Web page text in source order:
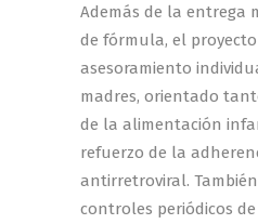
Además de la entrega
de fórmula, el
asesoramiento
madres, orientado
de la alimentación
refuerzo de la
antirretroviral.
controles periódicos